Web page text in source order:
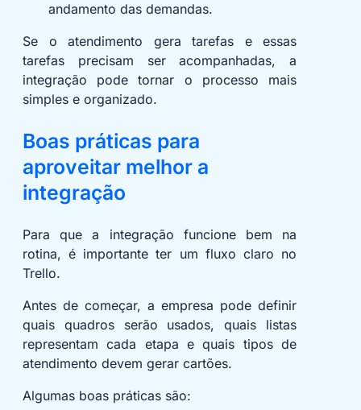
andamento das demandas.
Se o atendimento gera tarefas e essas
tarefas precisam ser acompanhadas, a
integração pode tornar o processo mais
simples e organizado.
Boas práticas para
aproveitar melhor a
integração
Para que a integração funcione bem na
rotina, é importante ter um fluxo claro no
Trello.
Antes de começar, a empresa pode definir
quais quadros serão usados, quais listas
representam cada etapa e quais tipos de
atendimento devem gerar cartões.
Algumas boas práticas são: